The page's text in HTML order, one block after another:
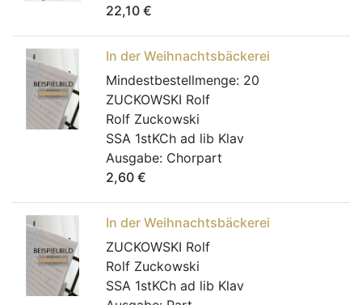
22,10 €
In der Weihnachtsbäckerei
Mindestbestellmenge: 20
ZUCKOWSKI Rolf
Rolf Zuckowski
SSA 1stKCh ad lib Klav
Ausgabe: Chorpart
2,60 €
In der Weihnachtsbäckerei
ZUCKOWSKI Rolf
Rolf Zuckowski
SSA 1stKCh ad lib Klav